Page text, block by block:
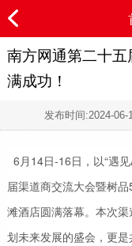
南方网通第二十
满成功！
发布时间:2024-06-
6月14日-16日，以“遇
届渠道商交流大会暨树
滩酒店圆满落幕。本次
划未来发展的盛会，更是